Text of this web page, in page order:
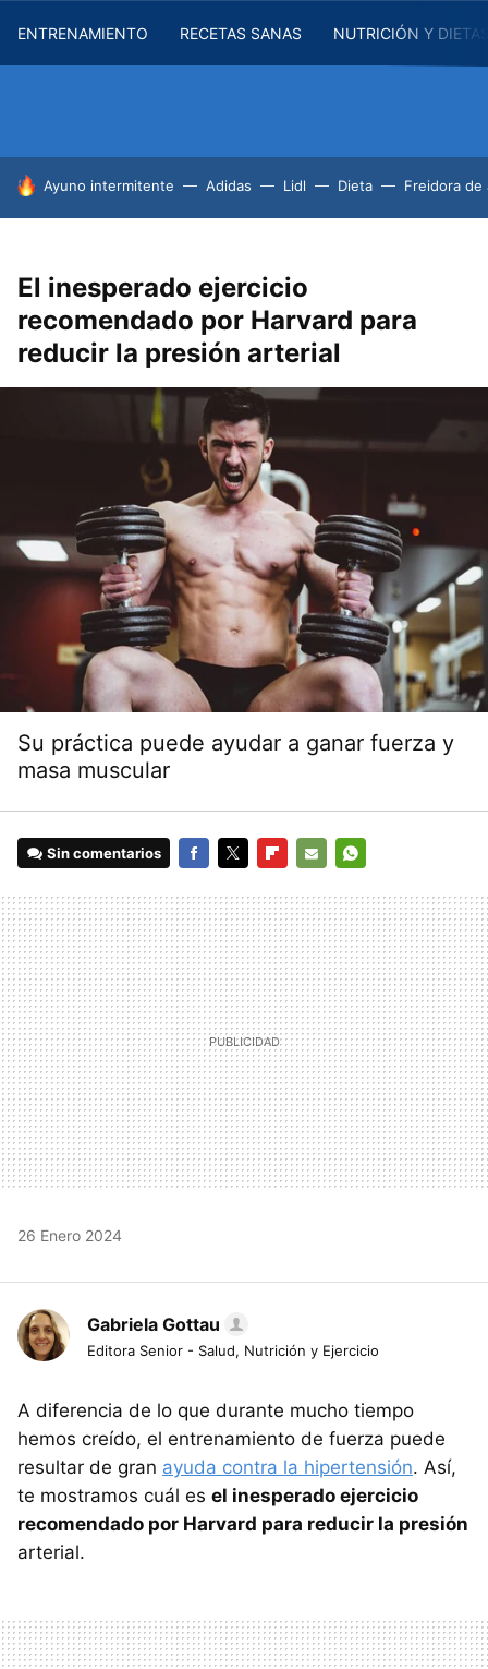
ENTRENAMIENTO RECETAS SANAS NUTRICIÓN Y
HOY SE HABLA DE
Ayuno intermitente Adidas Lidl Dieta Freidora de
El inesperado ejercicio
recomendado por Harvard para
reducir la presión arterial
Su práctica puede ayudar a ganar fuerza y
masa muscular
Sin comentarios
MAIL
26 Enero 2024
Gabriela Gottau
Editora Senior - Salud, Nutrición y Ejercicio
A diferencia de lo que durante mucho tiempo
hemos creído, el entrenamiento de fuerza puede
resultar de gran ayuda contra la hipertensión. Así,
te mostramos cuál es el inesperado ejercicio
recomendado por Harvard para reducir la presión
arterial.